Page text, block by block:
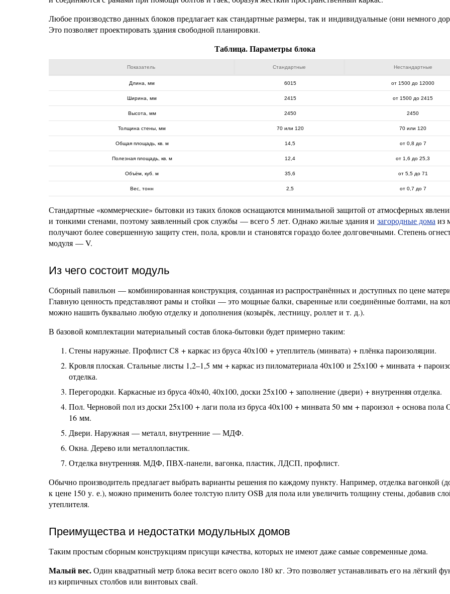
Любое производство данных блоков предлагает как стандартные размеры, так и индивидуальные (они немного
Это позволяет проектировать здания свободной планировки.
Таблица. Параметры блока
Показатель Стандартные Нестандартные
Длина, мм 6015 от 1500 до 12000
Ширина, мм 2415 от 1500 до 2415
Высота, мм 2450 2450
Толщина стены, мм 70 или 120 70 или 120
Общая площадь, кв. м 14,5 от 0,8 до 7
Полезная площадь, кв. м 12,4 от 1,6 до 25,3
Объём, куб. м 35,6 от 5,5 до 71
Вес, тонн 2,5 от 0,7 до 7
Стандартные «коммерческие» бытовки из таких блоков оснащаются минимальной защитой от атмосферных
и тонкими стенами, поэтому заявленный срок службы — всего 5 лет. Однако жилые здания и загородные дома из
получают более совершенную защиту стен, пола, кровли и становятся гораздо более долговечными. Степень
модуля — V.
Из чего состоит модуль
Сборный павильон — комбинированная конструкция, созданная из распространённых и доступных по цене
Главную ценность представляют рамы и стойки — это мощные балки, сваренные или соединённые болтами, на
можно нашить буквально любую отделку и дополнения (козырёк, лестницу, роллет и т. д.).
В базовой комплектации материальный состав блока-бытовки будет примерно таким:
Стены наружные. Профлист С8 + каркас из бруса 40х100 + утеплитель (минвата) + плёнка пароизоляции.
Кровля плоская. Стальные листы 1,2–1,5 мм + каркас из пиломатериала 40х100 и 25х100 + минвата +
отделка.
Перегородки. Каркасные из бруса 40х40, 40х100, доски 25х100 + заполнение (двери) + внутренняя отделка.
Пол. Черновой пол из доски 25х100 + лаги пола из бруса 40х100 + минвата 50 мм + пароизол + основа пола
16 мм.
Двери. Наружная — металл, внутренние — МДФ.
Окна. Дерево или металлопластик.
Отделка внутренняя. МДФ, ПВХ-панели, вагонка, пластик, ЛДСП, профлист.
Обычно производитель предлагает выбрать варианты решения по каждому пункту. Например, отделка вагонкой
к цене 150 у. е.), можно применить более толстую плиту OSB для пола или увеличить толщину стены, добавив
утеплителя.
Преимущества и недостатки модульных домов
Таким простым сборным конструкциям присущи качества, которых не имеют даже самые современные дома.
Малый вес.Один квадратный метр блока весит всего около 180 кг. Это позволяет устанавливать его на лёгкий
из кирпичных столбов или винтовых свай.